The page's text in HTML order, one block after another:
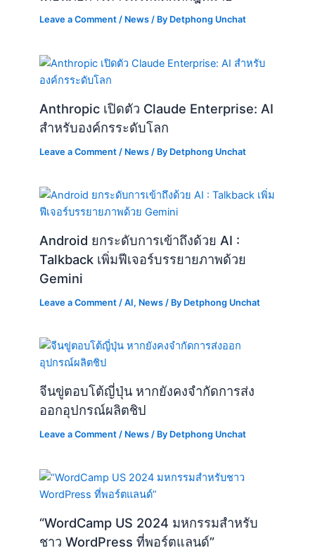
Leave a Comment / News / By Detphong Unchat
Anthropic เปิดตัว Claude Enterprise: AI
สำหรับองค์กรระดับโลก
Leave a Comment / News / By Detphong Unchat
Android ยกระดับการเข้าถึงด้วย AI :
Talkback เพิ่มฟีเจอร์บรรยายภาพด้วย
Gemini
Leave a Comment /AI, News / By Detphong Unchat
จีนขู่ตอบโต้ญี่ปุ่น หากยังคงจำกัดการส่ง
ออกอุปกรณ์ผลิตชิป
Leave a Comment / News / By Detphong Unchat
“WordCamp US 2024 มหกรรมสำหรับ
ชาว WordPress ที่พอร์ตแลนด์”